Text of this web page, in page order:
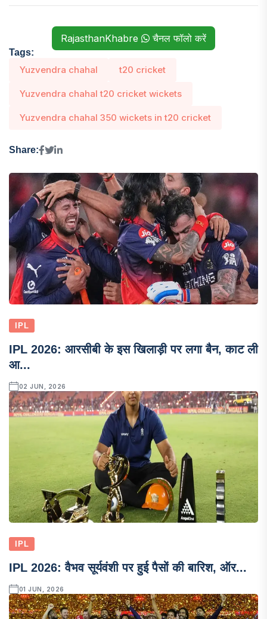
RajasthanKhabre चैनल फॉलो करें
Tags:
Yuzvendra chahal t20 cricket
Yuzvendra chahal t20 cricket wickets
Yuzvendra chahal 350 wickets in t20 cricket
Share:
IPL
IPL 2026: आरसीबी के इस खिलाड़ी पर लगा बैन, काट ली
आ...
02 JUN, 2026
IPL
IPL 2026: वैभव सूर्यवंशी पर हुई पैसों की बारिश, ऑर...
01 JUN, 2026